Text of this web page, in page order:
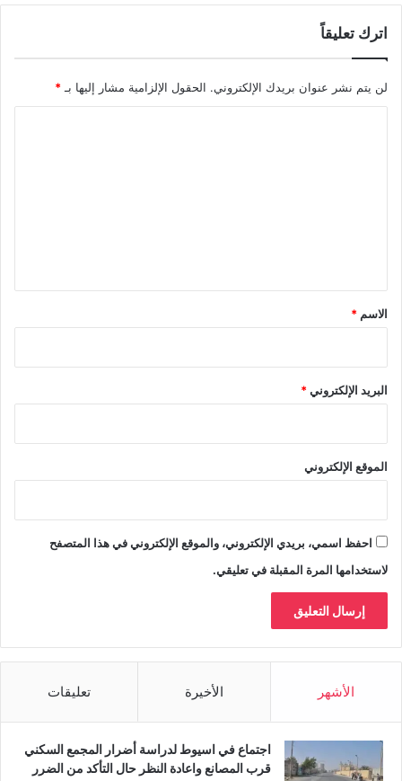
اترك تعليقاً
لن يتم نشر عنوان بريدك الإلكتروني. الحقول الإلزامية مشار إليها بـ *
*
الاسم *
البريد الإلكتروني*
الموقع الإلكتروني
احفظ اسمي، بريدي الإلكتروني، والموقع الإلكتروني في هذا المتصفح
لاستخدامها المرة المقبلة في تعليقي.
الأشهر الأخيرة تعليقات
اجتماع في اسيوط لدراسة أضرار المجمع السكني
قرب المصانع واعادة النظر حال التأكد من الضرر